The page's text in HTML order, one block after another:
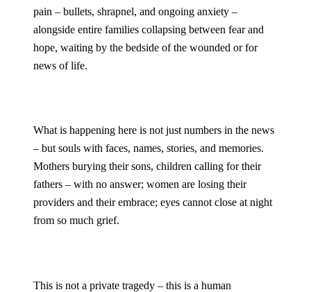
pain – bullets, shrapnel, and ongoing anxiety –
alongside entire families collapsing between fear and
hope, waiting by the bedside of the wounded or for
news of life.
What is happening here is not just numbers in the news
– but souls with faces, names, stories, and memories.
Mothers burying their sons, children calling for their
fathers – with no answer; women are losing their
providers and their embrace; eyes cannot close at night
from so much grief.
This is not a private tragedy – this is a human